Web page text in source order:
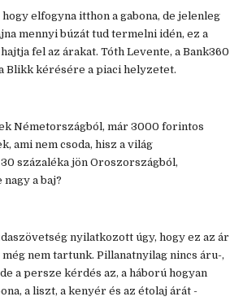
elfogyna itthon a gabona, de jelenleg
mennyi búzát tud termelni idén, ez a
fel az árakat. Tóth Levente, a Bank360
Blikk kérésére a piaci helyzetet.
Németországból, már 3000 forintos
ami nem csoda, hisz a világ
százaléka jön Oroszországból,
a baj?
nyilatkozott úgy, hogy ez az ár
nem tartunk. Pillanatnyilag nincs áru-,
a persze kérdés az, a háború hogyan
a liszt, a kenyér és az étolaj árát -